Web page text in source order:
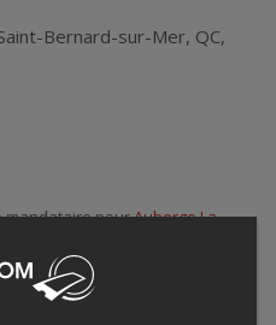
Bernard-sur-Mer, QC,
mandataire pourAuberge La
cet événement, veuillez
Auberge La Fascine